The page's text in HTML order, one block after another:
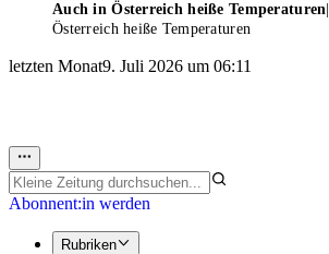
Auch in Österreich heiße Temperaturen
Österreich heiße Temperaturen
letzten Monat9. Juli 2026 um 06:11
Abonnent:in werden
Rubriken